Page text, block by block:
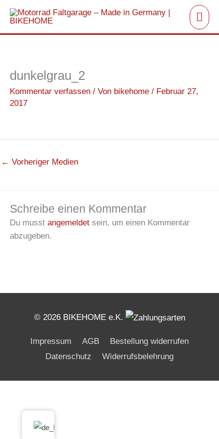
Zum
Inhalt
springen
dunkelgrau_2
Kommentar verfassen / Von bikehome / Februar 27,
2017
← Vorheriger Medien
Schreibe einen Kommentar
Du musst angemeldet sein, um einen Kommentar
abzugeben.
© 2026 BIKEHOME e.K.
Impressum AGB
Bestellung widerrufen
Datenschutz
Widerrufsbelehrung